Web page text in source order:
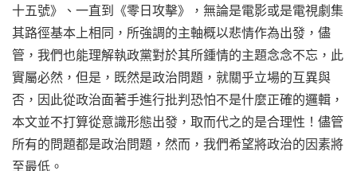
十五號》、一直到《零日攻擊》，無論是電影或是電視劇集
其路徑基本上相同，所強調的主軸概以悲情作為出發，儘
管，我們也能理解執政黨對於其所鍾情的主題念念不忘，此
實屬必然，但是，既然是政治問題，就關乎立場的互異與
否，因此從政治面著手進行批判恐怕不是什麼正確的邏輯，
本文並不打算從意識形態出發，取而代之的是合理性！儘管
所有的問題都是政治問題，然而，我們希望將政治的因素將
至最低。